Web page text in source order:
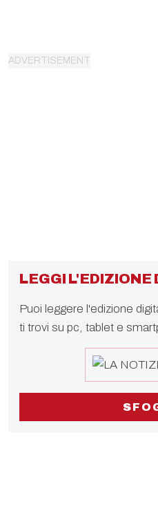
LEGGI L'EDIZIONE
Puoi leggere l'edizione
ti trovi su pc, tablet e